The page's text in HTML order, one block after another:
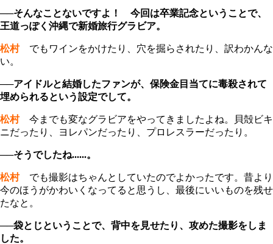
──そんなことないですよ！ 今回は卒業記念ということで、
王道っぽく沖縄で新婚旅行グラビア。
松村でもワインをかけたり、穴を掘らされたり、訳わかんな
い。
──アイドルと結婚したファンが、保険金目当てに毒殺されて
埋められるという設定でして。
松村今までも変なグラビアをやってきましたよね。貝殻ビキ
ニだったり、ヨレパンだったり、プロレスラーだったり。
──そうでしたね......。
松村でも撮影はちゃんとしていたのでよかったです。昔より
今のほうがかわいくなってると思うし、最後にいいものを残せ
たなと。
──袋とじということで、背中を見せたり、攻めた撮影をしま
した。